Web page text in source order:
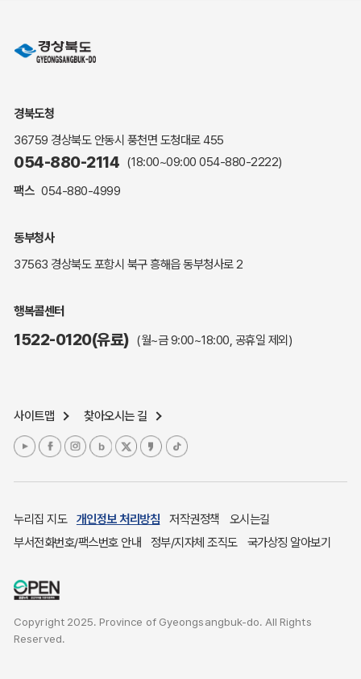
민원상담
민원안내
해명·설명자료
자주하는 질문
복지신문고
세입세출예산서
업무추진비 공개
주민참여예산제도
여성복지
장애인 복지시책
귀농귀촌종합지원센터
부동산중개보수 안내
경북도청
36759 경상북도 안동시 풍천면 도청대로 455
054-880-2114 (18:00~09:00 054-880-2222)
팩스 054-880-4999
동부청사
37563 경상북도 포항시 북구 흥해읍 동부청사로 2
행복콜센터
1522-0120(유료) (월~금 9:00~18:00, 공휴일 제외)
사이트맵 찾아오시는 길
누리집 지도 개인정보 처리방침 저작권정책
오시는길
부서전화번호/팩스번호 안내
정부/지자체 조직도 국가상징 알아보기
Copyright 2025. Province of Gyeongsangbuk-do. All Rights
Reserved.